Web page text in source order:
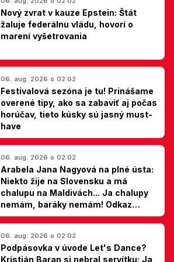
Nový zvrat v kauze Epstein: Štát
žaluje federálnu vládu, hovorí o
marení vyšetrovania
06. aug. 2026 o 02:02
Festivalová sezóna je tu! Prinášame
overené tipy, ako sa zabaviť aj počas
horúčav, tieto kúsky sú jasný must-
have
06. aug. 2026 o 02:02
Arabela Jana Nagyová na plné ústa:
Niekto žije na Slovensku a má
chalupu na Maldivách... Ja chalupy
nemám, baráky nemám! Odkaz
Slovákom
06. aug. 2026 o 02:02
Podpásovka v úvode Let's Dance?
Kristián Baran si nebral servítku: Ja